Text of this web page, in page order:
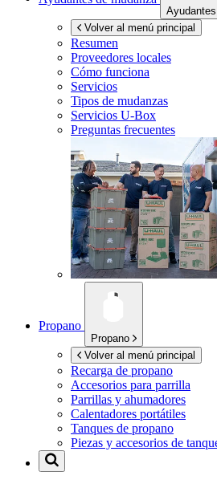
Volver al menú principal
Resumen
Proveedores locales
Cómo funciona
Servicios
Tipos de mudanzas
Servicios U-Box
Preguntas frecuentes
Propano
Propano
Volver al menú principal
Recarga de propano
Accesorios para parrilla
Parrillas y ahumadores
Calentadores portátiles
Tanques de propano
Piezas y accesorios de